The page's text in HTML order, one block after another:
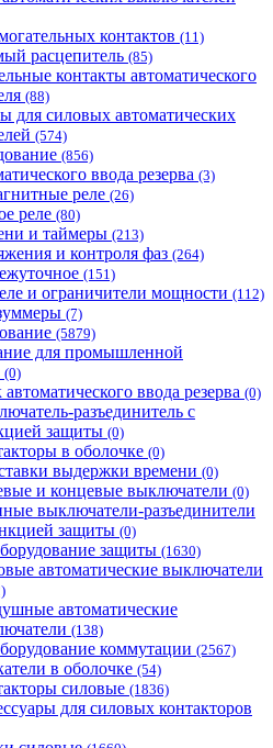
контактов (11)
расцепитель (85)
контакты автоматического
(88)
для силовых автоматических
(574)
(856)
ввода резерва (3)
реле (26)
реле (80)
и таймеры (213)
и контроля фаз (264)
(151)
и ограничители мощности (112)
(7)
(5879)
для промышленной
(0)
автоматического ввода резерва (0)
разъединитель с
защиты (0)
в оболочке (0)
выдержки времени (0)
и концевые выключатели (0)
выключатели-разъединители
защиты (0)
защиты (1630)
автоматические выключатели
автоматические
(138)
коммутации (2567)
в оболочке (54)
силовые (1836)
для силовых контакторов